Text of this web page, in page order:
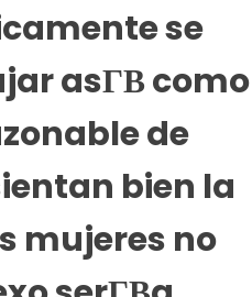
se
asГ­В­ como
de
bien la
mujeres no